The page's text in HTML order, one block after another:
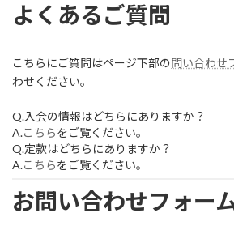
よくあるご質問
こちらにご質問はページ下部の問い合わせ
わせください。
Q.入会の情報はどちらにありますか？
A.こちらをご覧ください。
Q.定款はどちらにありますか？
A.こちらをご覧ください。
お問い合わせフォー